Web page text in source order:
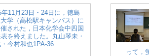
年11月23日・24日に，徳島
学（高松駅キャンパス）に
された，日本化学会中四国
を終えました。丸山琴未・
今村和也1PA-36
って，